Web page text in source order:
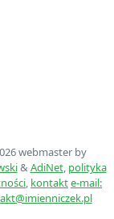
webmaster by
& AdiNet, polityka
, kontakte-mail: